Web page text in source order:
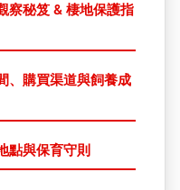
察秘笈 & 棲地保護指
、購買渠道與飼養成
點與保育守則